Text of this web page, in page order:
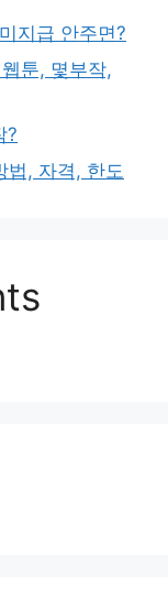
지급 안주면?
툰, 몇부작,
?
법, 자격, 한도